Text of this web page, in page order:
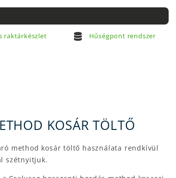
raktárkészlet Hűségpont rendszer
KOSÁR TÖLTŐ
method kosár töltő használata rendkívül
szétnyitjuk.